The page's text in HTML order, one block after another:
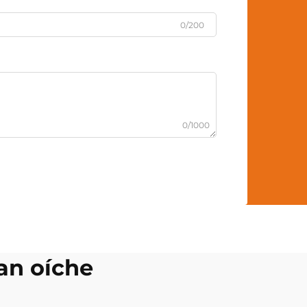
0/200
0/1000
oíche